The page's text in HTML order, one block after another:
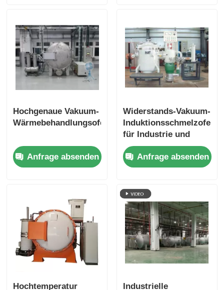
Hochgenaue Vakuum-
Wärmebehandlungsofen1
Anfrage absenden
Widerstands-Vakuum-
Induktionsschmelzofen
für Industrie und
Labor,
kundenspezifisch
Anfrage absenden
Hochtemperatur Industrielle